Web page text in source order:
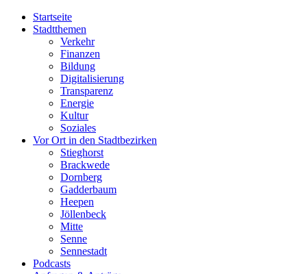
Startseite
Stadtthemen
Verkehr
Finanzen
Bildung
Digitalisierung
Transparenz
Energie
Kultur
Soziales
Vor Ort in den Stadtbezirken
Stieghorst
Brackwede
Dornberg
Gadderbaum
Heepen
Jöllenbeck
Mitte
Senne
Sennestadt
Podcasts